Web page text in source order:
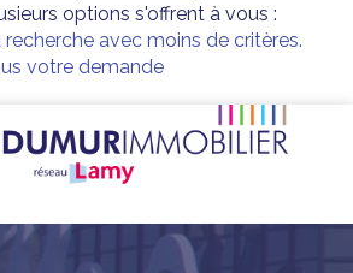
options s'offrent à vous :
avec moins de critères.
votre demande